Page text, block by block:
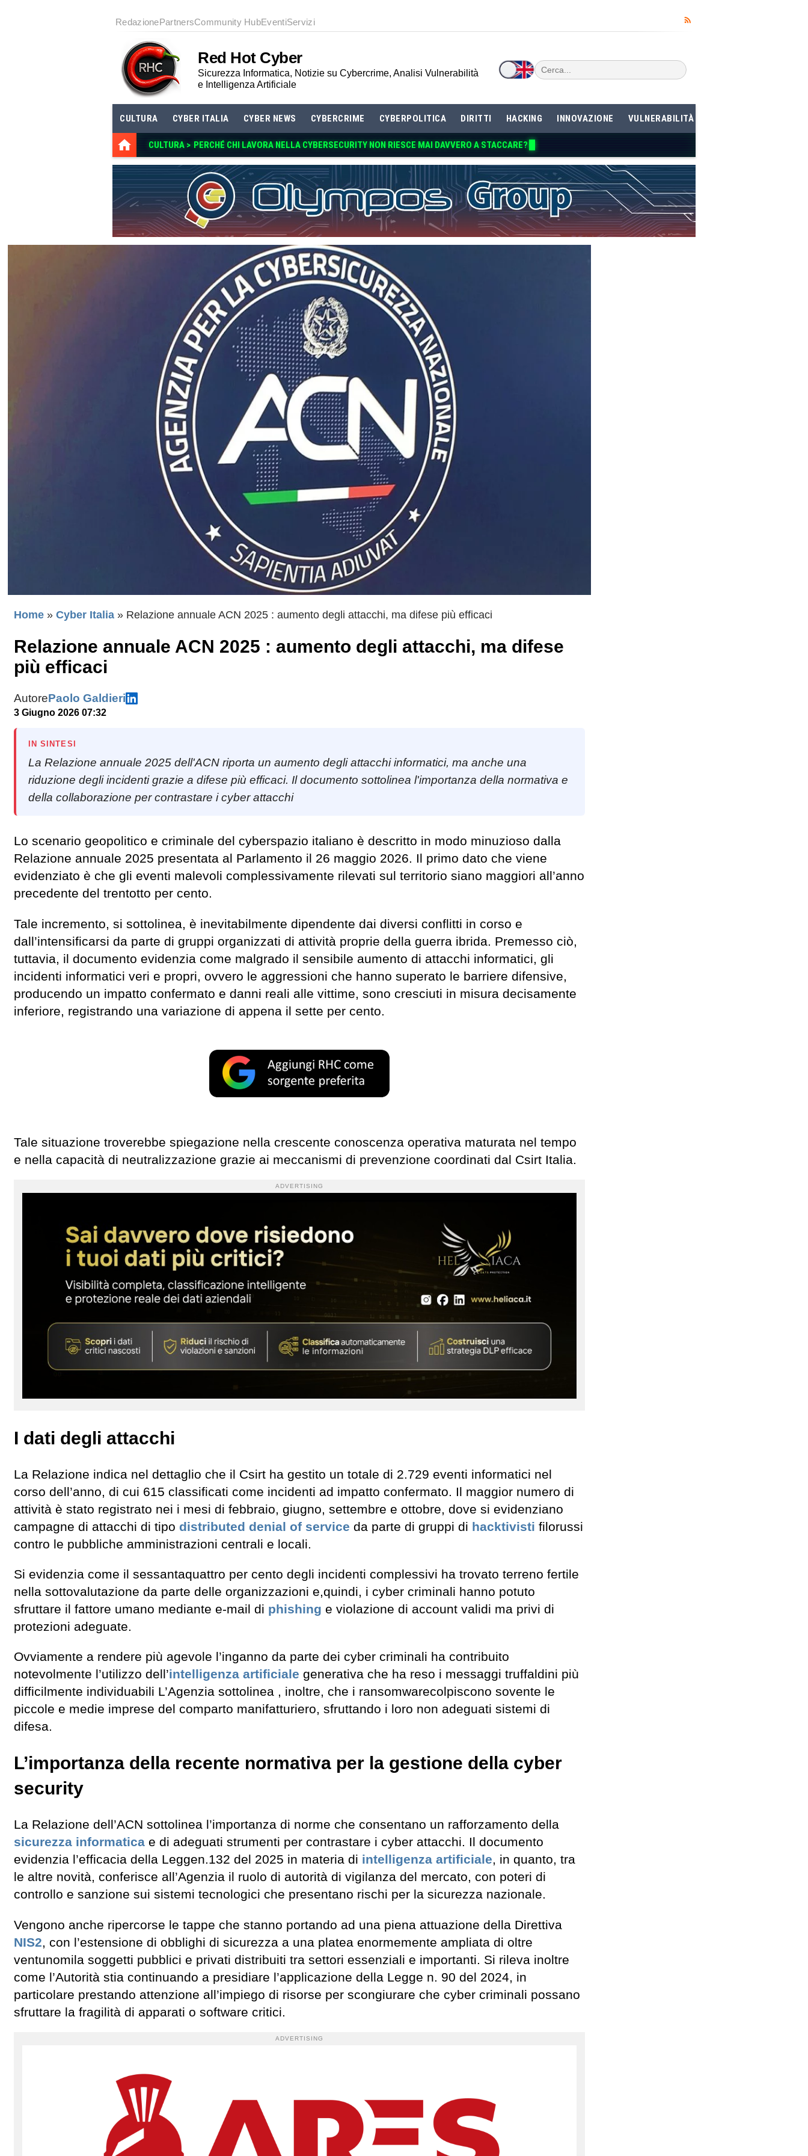
RedazionePartnersCommunity HubEventiServizi
Red Hot Cyber
Sicurezza Informatica, Notizie su Cybercrime, Analisi Vulnerabilità
e Intelligenza Artificiale
CULTURA CYBER ITALIA CYBER NEWS CYBERCRIME CYBERPOLITICA DIRITTI HACKING INNOVAZIONE VULNERABILITÀ
CULTURA > PERCHÉ CHI LAVORA NELLA CYBERSECURITY NON RIESCE MAI DAVVE
Home » Cyber Italia » Relazione annuale ACN 2025 : aumento degli attacchi, ma difese più efficaci
Relazione annuale ACN 2025 : aumento degli attacchi, ma difese
più efficaci
AutorePaolo Galdieri
3 Giugno 2026 07:32
IN SINTESI
La Relazione annuale 2025 dell'ACN riporta un aumento degli attacchi informatici, ma anche una
riduzione degli incidenti grazie a difese più efficaci. Il documento sottolinea l'importanza della normativa e
della collaborazione per contrastare i cyber attacchi
Lo scenario geopolitico e criminale del cyberspazio italiano è descritto in modo minuzioso dalla
Relazione annuale 2025 presentata al Parlamento il 26 maggio 2026. Il primo dato che viene
evidenziato è che gli eventi malevoli complessivamente rilevati sul territorio siano maggiori all’anno
precedente del trentotto per cento.
Tale incremento, si sottolinea, è inevitabilmente dipendente dai diversi conflitti in corso e
dall’intensificarsi da parte di gruppi organizzati di attività proprie della guerra ibrida. Premesso ciò,
tuttavia, il documento evidenzia come malgrado il sensibile aumento di attacchi informatici, gli
incidenti informatici veri e propri, ovvero le aggressioni che hanno superato le barriere difensive,
producendo un impatto confermato e danni reali alle vittime, sono cresciuti in misura decisamente
inferiore, registrando una variazione di appena il sette per cento.
Tale situazione troverebbe spiegazione nella crescente conoscenza operativa maturata nel tempo
e nella capacità di neutralizzazione grazie ai meccanismi di prevenzione coordinati dal Csirt Italia.
ADVERTISING
I dati degli attacchi
La Relazione indica nel dettaglio che il Csirt ha gestito un totale di 2.729 eventi informatici nel
corso dell’anno, di cui 615 classificati come incidenti ad impatto confermato. Il maggior numero di
attività è stato registrato nei i mesi di febbraio, giugno, settembre e ottobre, dove si evidenziano
campagne di attacchi di tipo distributed denial of service da parte di gruppi di hacktivisti filorussi
contro le pubbliche amministrazioni centrali e locali.
Si evidenzia come il sessantaquattro per cento degli incidenti complessivi ha trovato terreno fertile
nella sottovalutazione da parte delle organizzazioni e,quindi, i cyber criminali hanno potuto
sfruttare il fattore umano mediante e-mail di phishing e violazione di account validi ma privi di
protezioni adeguate.
Ovviamente a rendere più agevole l’inganno da parte dei cyber criminali ha contribuito
notevolmente l’utilizzo dell’intelligenza artificiale generativa che ha reso i messaggi truffaldini più
difficilmente individuabili L’Agenzia sottolinea , inoltre, che i ransomwarecolpiscono sovente le
piccole e medie imprese del comparto manifatturiero, sfruttando i loro non adeguati sistemi di
difesa.
L’importanza della recente normativa per la gestione della cyber
security
La Relazione dell’ACN sottolinea l’importanza di norme che consentano un rafforzamento della
sicurezza informatica e di adeguati strumenti per contrastare i cyber attacchi. Il documento
evidenzia l’efficacia della Leggen.132 del 2025 in materia di intelligenza artificiale, in quanto, tra
le altre novità, conferisce all’Agenzia il ruolo di autorità di vigilanza del mercato, con poteri di
controllo e sanzione sui sistemi tecnologici che presentano rischi per la sicurezza nazionale.
Vengono anche ripercorse le tappe che stanno portando ad una piena attuazione della Direttiva
NIS2, con l’estensione di obblighi di sicurezza a una platea enormemente ampliata di oltre
ventunomila soggetti pubblici e privati distribuiti tra settori essenziali e importanti. Si rileva inoltre
come l’Autorità stia continuando a presidiare l’applicazione della Legge n. 90 del 2024, in
particolare prestando attenzione all’impiego di risorse per scongiurare che cyber criminali possano
sfruttare la fragilità di apparati o software critici.
ADVERTISING